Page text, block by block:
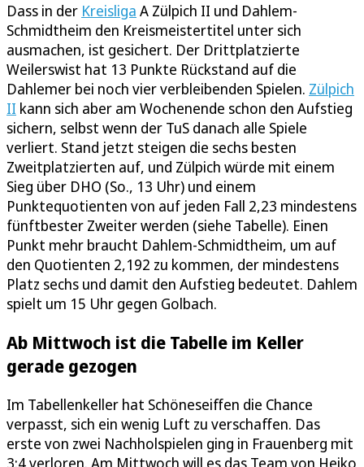
Dass in der Kreisliga A Zülpich II und Dahlem-
Schmidtheim den Kreismeistertitel unter sich
ausmachen, ist gesichert. Der Drittplatzierte
Weilerswist hat 13 Punkte Rückstand auf die
Dahlemer bei noch vier verbleibenden Spielen. Zülpich
II kann sich aber am Wochenende schon den Aufstieg
sichern, selbst wenn der TuS danach alle Spiele
verliert. Stand jetzt steigen die sechs besten
Zweitplatzierten auf, und Zülpich würde mit einem
Sieg über DHO (So., 13 Uhr) und einem
Punktequotienten von auf jeden Fall 2,23 mindestens
fünftbester Zweiter werden (siehe Tabelle). Einen
Punkt mehr braucht Dahlem-Schmidtheim, um auf
den Quotienten 2,192 zu kommen, der mindestens
Platz sechs und damit den Aufstieg bedeutet. Dahlem
spielt um 15 Uhr gegen Golbach.
Ab Mittwoch ist die Tabelle im Keller
gerade gezogen
Im Tabellenkeller hat Schöneseiffen die Chance
verpasst, sich ein wenig Luft zu verschaffen. Das
erste von zwei Nachholspielen ging in Frauenberg mit